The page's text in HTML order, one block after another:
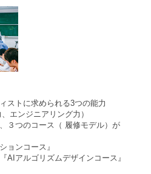
ストに求められる3つの能力
エンジニアリング力）
３つのコース（ 履修モデル）が
ョンコース』
AIアルゴリズムデザインコース』